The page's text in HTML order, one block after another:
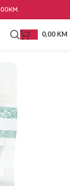
0,00 KM